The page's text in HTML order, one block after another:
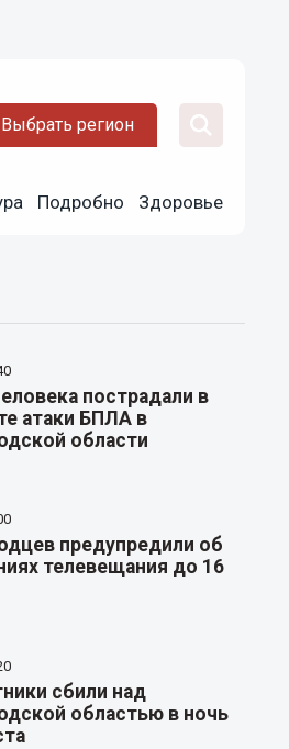
Выбрать регион
Подробно Здоровье
пострадали в
атаки БПЛА в
области
предупредили об
телевещания до 16
сбили над
областью в ночь